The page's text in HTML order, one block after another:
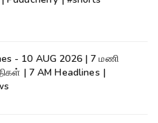
- 10 AUG 2026 | 7 மணி
| 7 AM Headlines |